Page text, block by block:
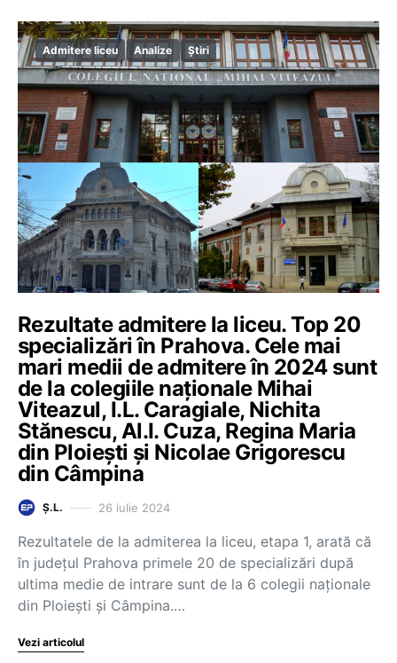
Admitere liceu Analize Știri
Rezultate admitere la liceu. Top 20
specializări în Prahova. Cele mai
mari medii de admitere în 2024 sunt
de la colegiile naționale Mihai
Viteazul, I.L. Caragiale, Nichita
Stănescu, Al.I. Cuza, Regina Maria
din Ploiești și Nicolae Grigorescu
din Câmpina
Ș.L. 26 iulie 2024
Rezultatele de la admiterea la liceu, etapa 1, arată că
în județul Prahova primele 20 de specializări după
ultima medie de intrare sunt de la 6 colegii naționale
din Ploiești și Câmpina.…
Vezi articolul